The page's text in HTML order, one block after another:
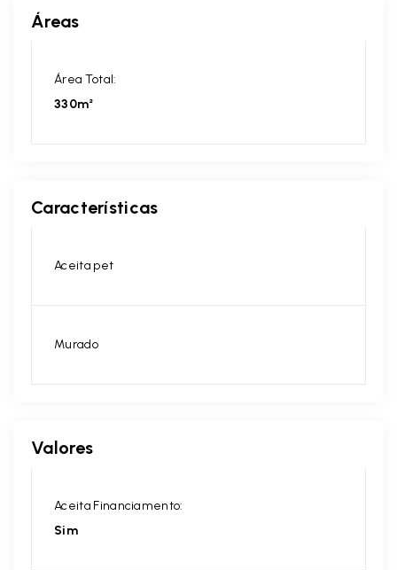
Áreas
Área Total:
330m²
Características
Aceita pet
Murado
Valores
Aceita Financiamento:
Sim